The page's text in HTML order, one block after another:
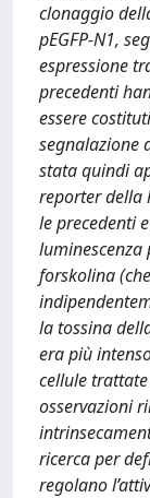
clonaggio
pEGFP-N1,
espressione
precedenti
essere
segnalazione
stata quindi
reporter della
le precedenti
forskolina
la tossina
era più
cellule
osservazioni
ricerca per
regolano